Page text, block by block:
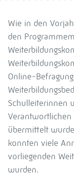
Wie in den
den
Online-
Schulleiterinnen
Verantwortlichen
übermittelt
konnten viele
vorliegenden
wurden.